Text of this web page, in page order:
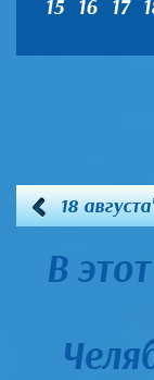
15 16 17
18
В